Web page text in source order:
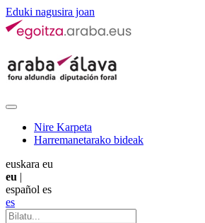
Eduki nagusira joan
Nire Karpeta
Harremanetarako bideak
euskara eu
eu |
español es
es